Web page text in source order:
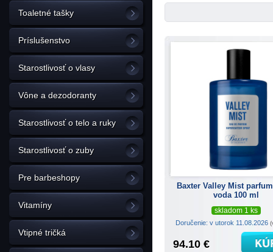
Toaletné tašky
Príslušenstvo
Starostlivosť o vlasy
Vône a dezodoranty
Starostlivosť o telo a ruky
Starostlivosť o zuby
Pre barbeshopy
Vitamíny
Vtipné tričká
Baxter Valley Mist
voda 100 ml
skladom 1 ks
Doručenie: v utorok 11.08.2026
94.10 €